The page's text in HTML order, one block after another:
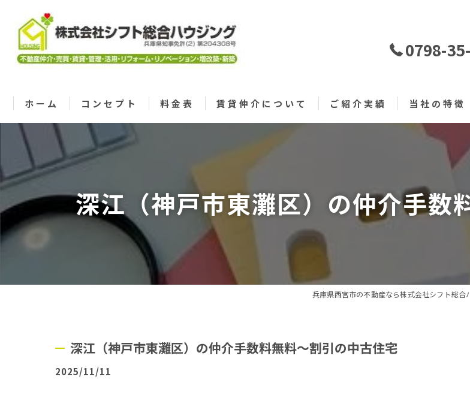
0798-
ホーム コンセプト 料金表 賃貸仲介について ご紹介実績 当社の特徴
戸建て
深江（神戸市東灘区）の仲介手数
兵庫県西宮市の不動産なら株式会社シフト総合
深江（神戸市東灘区）の仲介手数料無料～割引の中古住宅
2025/11/11